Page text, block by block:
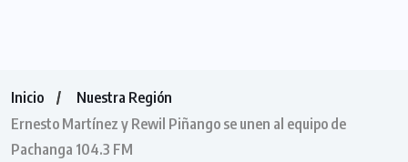
Inicio
Nuestra Región
Ernesto Martínez y Rewil Piñango se unen al equipo de
Pachanga 104.3 FM